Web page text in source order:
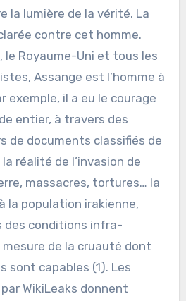
la lumière de la vérité. La
contre cet homme.
le Royaume-Uni et tous les
Assange est l’homme à
exemple, il a eu le courage
entier, à travers des
de documents classifiés de
réalité de l’invasion de
massacres, tortures… la
la population irakienne,
des conditions infra-
mesure de la cruauté dont
sont capables (1). Les
WikiLeaks donnent